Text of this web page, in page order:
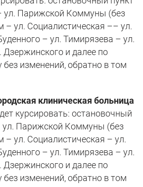
ул. Парижской Коммуны (без
– ул. Социалистическая –– ул.
– ул. Тимирязева – ул.
Дзержинского и далее по
изменений, обратно в том
клиническая больница
курсировать: остановочный
Парижской Коммуны (без
– ул. Социалистическая – ул.
– ул. Тимирязева – ул.
Дзержинского и далее по
изменений, обратно в том